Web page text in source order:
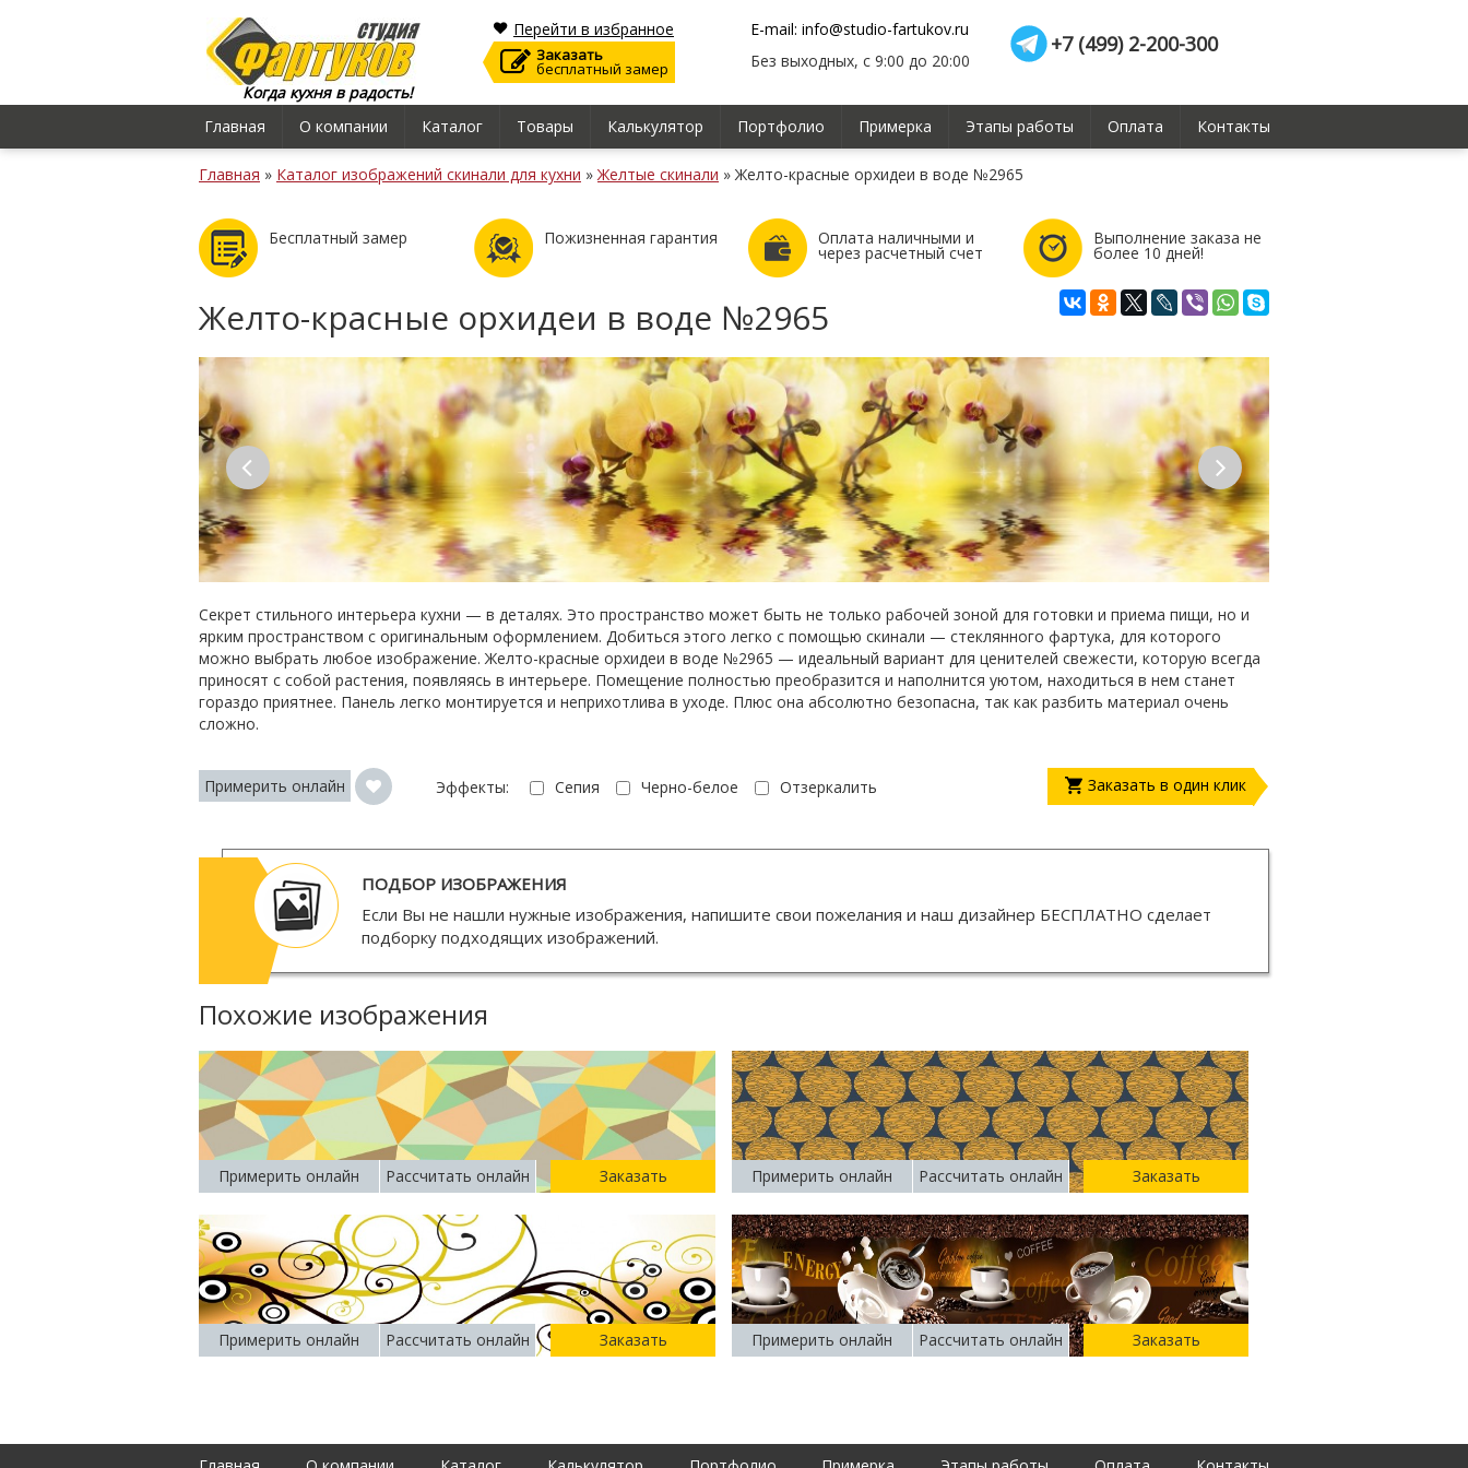
Когда кухня в радость!
Перейти в избранное
Заказать
бесплатный замер
E-mail: info@studio-fartukov.ru
Без выходных, с 9:00 до 20:00
+7 (499) 2-200-300
Главная О компании Каталог Товары Калькулятор Портфолио Примерка Этапы работы Оплата Контакты
Главная » Каталог изображений скинали для кухни »Желтые скинали »Желто-красные орхидеи в воде №2965
Бесплатный замер Пожизненная гарантия Оплата наличными и
через расчетный счет
Выполнение заказа не
более 10 дней!
Желто-красные орхидеи в воде №2965
Секрет стильного интерьера кухни — в деталях. Это пространство может быть не только рабочей зоной для готовки и приема пищи, но и
ярким пространством с оригинальным оформлением. Добиться этого легко с помощью скинали — стеклянного фартука, для которого
можно выбрать любое изображение. Желто-красные орхидеи в воде №2965 — идеальный вариант для ценителей свежести, которую всегда
приносят с собой растения, появляясь в интерьере. Помещение полностью преобразится и наполнится уютом, находиться в нем станет
гораздо приятнее. Панель легко монтируется и неприхотлива в уходе. Плюс она абсолютно безопасна, так как разбить материал очень
сложно.
Заказать в один клик
Примерить онлайн Эффекты: Сепия Черно-белое Отзеркалить
ПОДБОР ИЗОБРАЖЕНИЯ
Если Вы не нашли нужные изображения, напишите свои пожелания и наш дизайнер БЕСПЛАТНО сделает
подборку подходящих изображений.
Похожие изображения
Примерить онлайн Рассчитать онлайн Заказать Примерить онлайн Рассчитать онлайн Заказать
Примерить онлайн Рассчитать онлайн Заказать Примерить онлайн Рассчитать онлайн Заказать